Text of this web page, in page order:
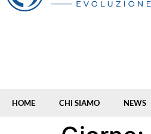
HOME CHI SIAMO NEWS